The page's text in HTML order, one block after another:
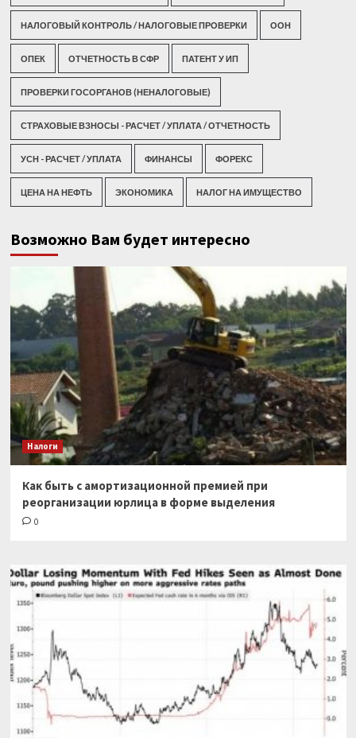
НАЛОГОВЫЙ КОНТРОЛЬ / НАЛОГОВЫЕ ПРОВЕРКИ ООН
ОПЕК ОТЧЕТНОСТЬ В СФР ПАТЕНТ У ИП
ПРОВЕРКИ ГОСОРГАНОВ (НЕНАЛОГОВЫЕ)
СТРАХОВЫЕ ВЗНОСЫ - РАСЧЕТ / УПЛАТА / ОТЧЕТНОСТЬ
УСН - РАСЧЕТ / УПЛАТА ФИНАНСЫ ФОРЕКС
ЦЕНА НА НЕФТЬ ЭКОНОМИКА НАЛОГ НА ИМУЩЕСТВО
Возможно Вам будет интересно
Налоги
Как быть с амортизационной премией при
реорганизации юрлица в форме выделения
0